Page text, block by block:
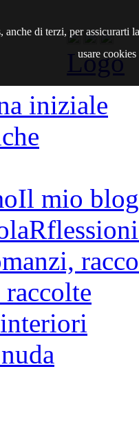
Logo
iniziale
Il mio blog
di terzi, per assicurarti
usare